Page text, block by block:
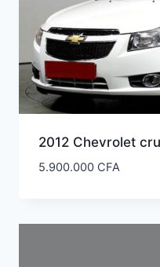
2012 Chevrolet
5.900.000 CFA